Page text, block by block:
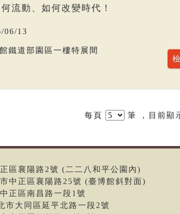
流動、如何改變時代！
06/13
鐵道部園區一樓特展間
每頁 筆 ，目前顯
區襄陽路2號 (二二八和平公園內)
中正區襄陽路25號 (臺博館斜對面)
正區南昌路一段1號
大同區延平北路一段2號